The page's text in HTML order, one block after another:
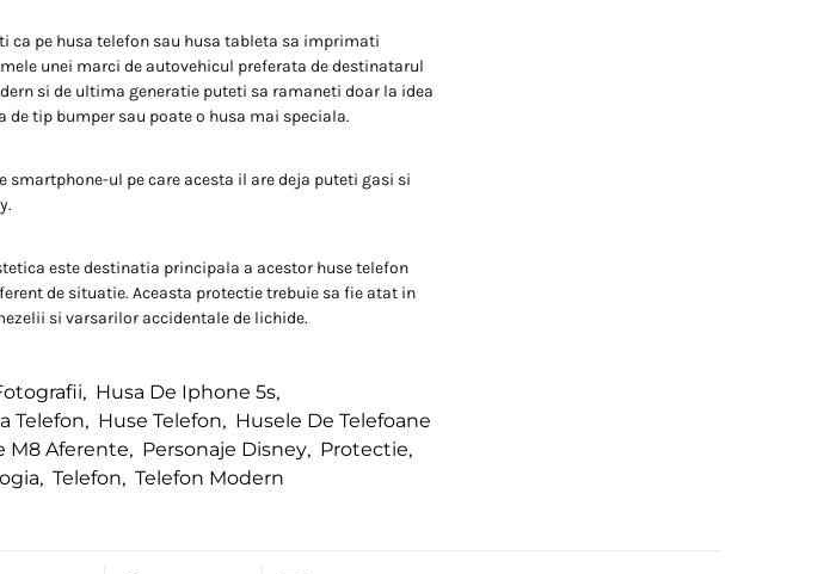
ca pe husa telefon sau husa tableta sa imprimati
unei marci de autovehicul preferata de destinatarul
si de ultima generatie puteti sa ramaneti doar la idea
de tip bumper sau poate o husa mai speciala.
smartphone-ul pe care acesta il are deja puteti gasi si
este destinatia principala a acestor huse telefon
de situatie. Aceasta protectie trebuie sa fie atat in
si varsarilor accidentale de lichide.
, Husa De Iphone 5s,
Telefon, Huse Telefon, Husele De Telefoane
M8 Aferente, Personaje Disney, Protectie,
, Telefon, Telefon Modern